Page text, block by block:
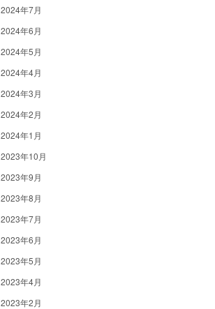
2024年7月
2024年6月
2024年5月
2024年4月
2024年3月
2024年2月
2024年1月
2023年10月
2023年9月
2023年8月
2023年7月
2023年6月
2023年5月
2023年4月
2023年2月